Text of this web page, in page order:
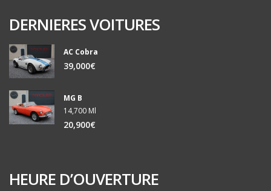
DERNIERES VOITURES
AC Cobra
39,000€
MG B
14,700 Ml
20,900€
HEURE D’OUVERTURE